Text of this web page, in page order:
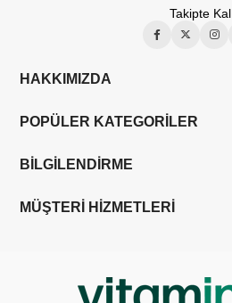
Takipte Kal
HAKKIMIZDA
POPÜLER KATEGORİLER
BİLGİLENDİRME
MÜŞTERİ HİZMETLERİ